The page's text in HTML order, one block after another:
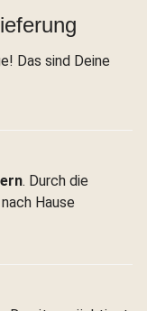
Das sind Deine
. Durch die
Hause